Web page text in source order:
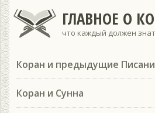
ГЛАВНОЕ О
что каждый должен
Коран и предыдущие
Коран и Сунна